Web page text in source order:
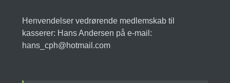
Henvendelser vedrørende medlemskab til
kasserer: Hans Andersen på e-mail:
hans_cph@hotmail.com